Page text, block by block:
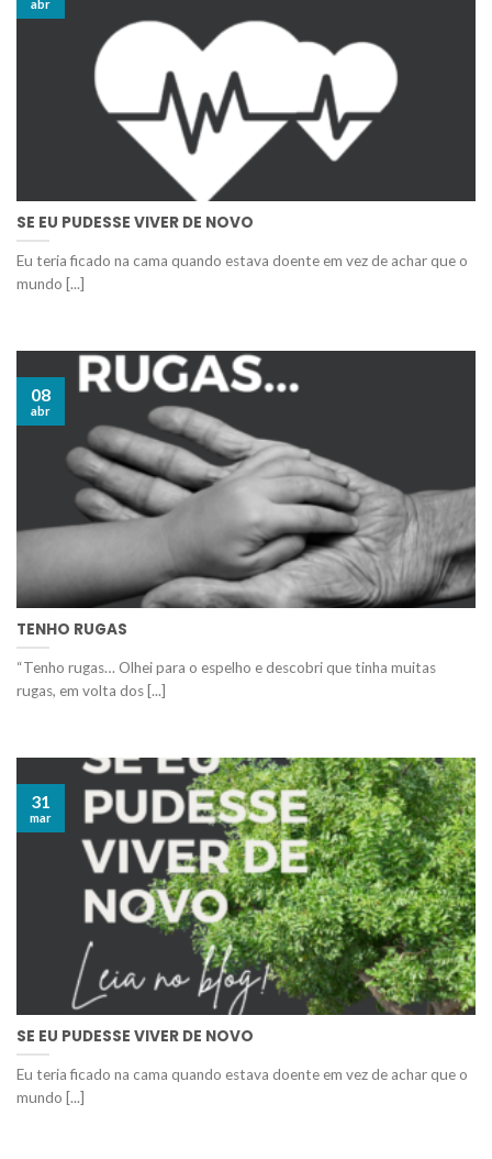
SE EU PUDESSE VIVER DE NOVO
Eu teria ficado na cama quando estava doente em vez de achar que o
mundo [...]
abr
TENHO RUGAS
“Tenho rugas… Olhei para o espelho e descobri que tinha muitas
rugas, em volta dos [...]
08
abr
SE EU PUDESSE VIVER DE NOVO
Eu teria ficado na cama quando estava doente em vez de achar que o
mundo [...]
31
mar